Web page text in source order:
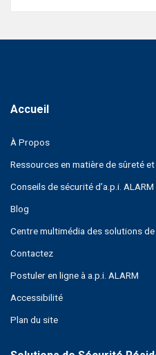
À Propos
Ressources en matière de sûreté
Conseils de sécurité d’a.p.i. ALARM
Blog
Centre multimédia des solutions
Contactez
Postuler en ligne à a.p.i. ALARM
Accessibilité
Plan du site